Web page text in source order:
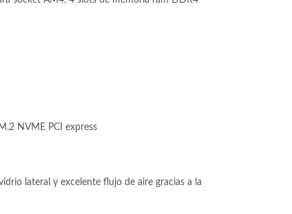
NVME PCI express
lateral y excelente flujo de aire gracias a la